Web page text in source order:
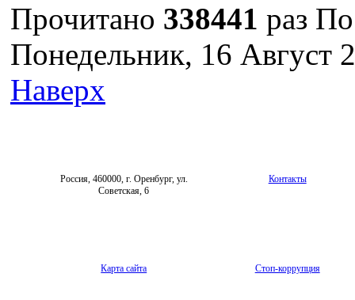
Прочитано 338441 раз
Понедельник, 16 Август
Наверх
Россия, 460000, г. Оренбург, ул.
Советская, 6
Контакты
Карта сайта Стоп-коррупция